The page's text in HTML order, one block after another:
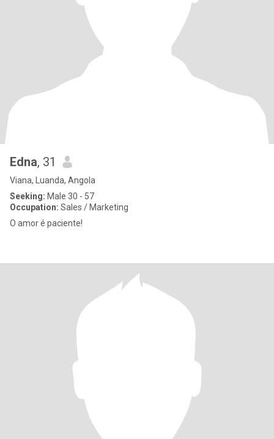
Edna, 31
Viana, Luanda, Angola
Seeking: Male 30 - 57
Occupation: Sales / Marketing
O amor é paciente!